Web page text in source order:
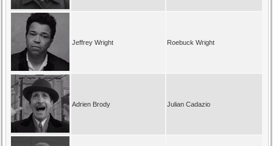
Jeffrey Wright Roebuck Wright
Adrien Brody Julian Cadazio